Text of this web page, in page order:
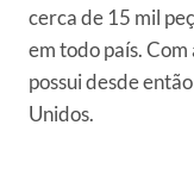
cerca de 15 mil
em todo país.
possui desde
Unidos.